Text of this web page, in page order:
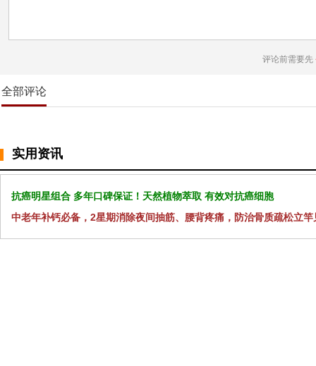
评论前需要先
全部评论
实用资讯
抗癌明星组合 多年口碑保证！天然植物萃取 有效对抗癌细胞
中老年补钙必备，2星期消除夜间抽筋、腰背疼痛，防治骨质疏松立竿